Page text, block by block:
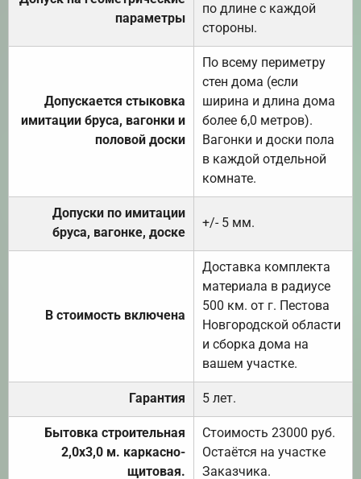
параметры
по длине с каждой
стороны.
Допускается стыковка
имитации бруса, вагонки и
половой доски
По всему периметру
стен дома (если
ширина и длина дома
более 6,0 метров).
Вагонки и доски пола
в каждой отдельной
комнате.
Допуски по имитации
бруса, вагонке, доске
+/- 5 мм.
В стоимость включена
Доставка комплекта
материала в радиусе
500 км. от г. Пестова
Новгородской области
и сборка дома на
вашем участке.
Гарантия 5 лет.
Бытовка строительная
2,0х3,0 м. каркасно-
щитовая.
Стоимость 23000 руб.
Остаётся на участке
Заказчика.